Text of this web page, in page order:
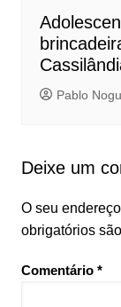
Pablo
Deixe um
O seu
obrigatórios
Comentário *